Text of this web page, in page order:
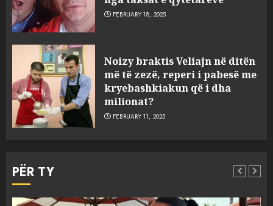
FEBRUARY 18, 2025
Noizy braktis Veliajn në ditën
më të zezë, reperi i pabesë me
kryebashkiakun që i dha
milionat?
FEBRUARY 11, 2025
PËR TY
3
sulmuan “One Albania”,
ngjarja u fsheh. A u vodhën
serverat?
MARCH 25, 2025
4 MARCH 25, 2025